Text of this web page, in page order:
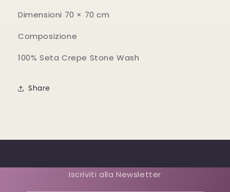
Dimensioni 70 × 70 cm
Composizione
100% Seta Crepe Stone Wash
Share
Iscriviti alla Newsletter